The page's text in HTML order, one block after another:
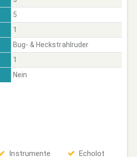
5
1
Bug- & Heckstrahlruder
1
Nein
Instrumente Echolot